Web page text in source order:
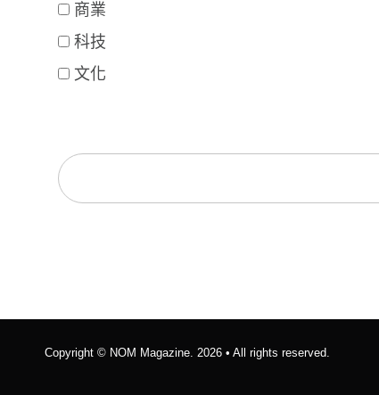
商業
科技
文化
Copyright © NOM Magazine. 2026 • All rights reserved.